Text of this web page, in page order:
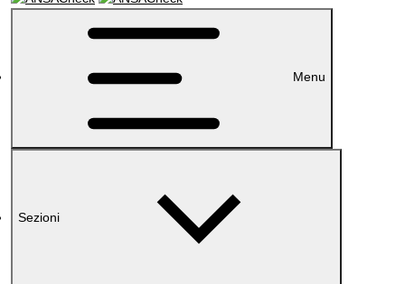
Menu
Sezioni